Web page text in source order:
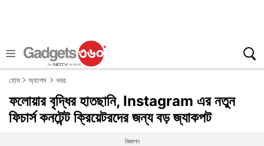
হোম অ্যাপস খবর
ফলোয়ার বৃদ্ধির হাতছানি, Instagram এর নতুন
ফিচার্স কনটেন্ট ক্রিয়েটরদের জন্য বড় জ্যাকপট
বিজ্ঞাপন